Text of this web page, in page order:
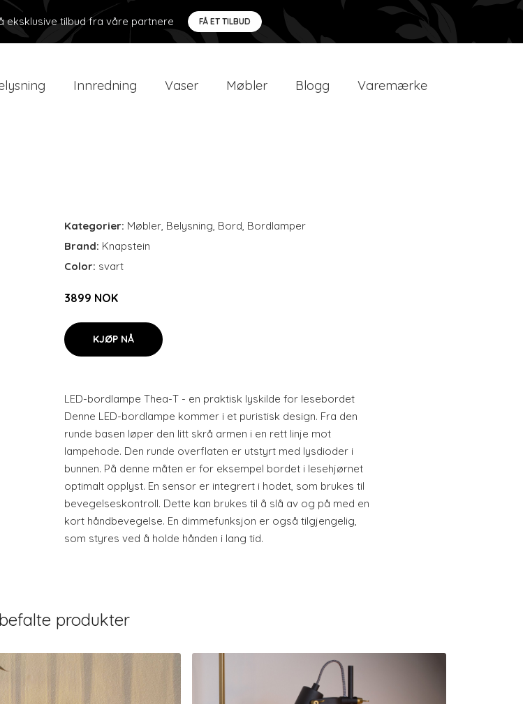
eksklusive tilbud fra våre partnere FÅ ET TILBUD
Innredning Vaser Møbler Blogg Varemærke
Kategorier: Møbler, Belysning, Bord, Bordlamper
Brand: Knapstein
Color: svart
3899 NOK
KJØP NÅ
LED-bordlampe Thea-T - en praktisk lyskilde for lesebordet
Denne LED-bordlampe kommer i et puristisk design. Fra den
runde basen løper den litt skrå armen i en rett linje mot
lampehode. Den runde overflaten er utstyrt med lysdioder i
bunnen. På denne måten er for eksempel bordet i lesehjørnet
optimalt opplyst. En sensor er integrert i hodet, som brukes til
bevegelseskontroll. Dette kan brukes til å slå av og på med en
kort håndbevegelse. En dimmefunksjon er også tilgjengelig,
som styres ved å holde hånden i lang tid.
produkter